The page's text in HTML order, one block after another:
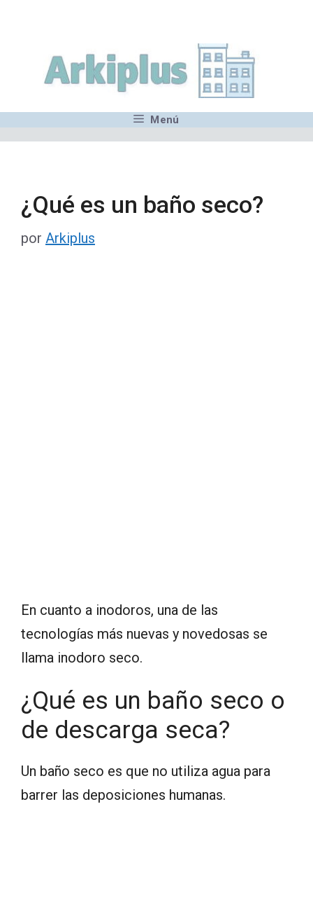
contenido
Menú
¿Qué es un baño seco?
por Arkiplus
En cuanto a inodoros, una de las
tecnologías más nuevas y novedosas se
llama inodoro seco.
¿Qué es un baño seco o
de descarga seca?
Un baño seco es que no utiliza agua para
barrer las deposiciones humanas.